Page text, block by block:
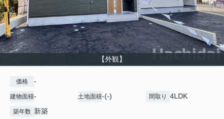
【外観】
価格 -
建物面積- 土地面積-(-) 間取り 4LDK
築年数 新築